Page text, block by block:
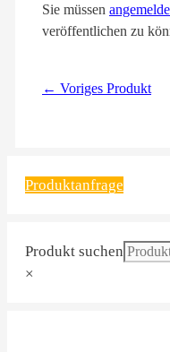
Sie müssen
veröffentlichen zu
← Voriges Produkt
Produktanfrage
Produkt suchen
×